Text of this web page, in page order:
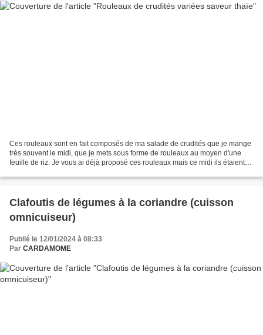
Ces rouleaux sont en fait composés de ma salade de crudités que je mange
très souvent le midi, que je mets sous forme de rouleaux au moyen d'une
feuille de riz. Je vous ai déjà proposé ces rouleaux mais ce midi ils étaient
Clafoutis de légumes à la coriandre (cuisson
omnicuiseur)
Publié le 12/01/2024 à 08:33
Par CARDAMOME